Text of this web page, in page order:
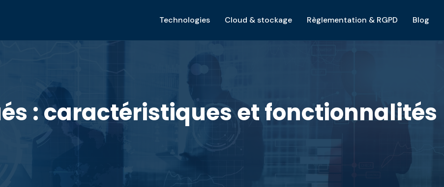
Technologies Cloud & stockage Règlementation & RGPD Blog
: caractéristiques et fonctionnalités